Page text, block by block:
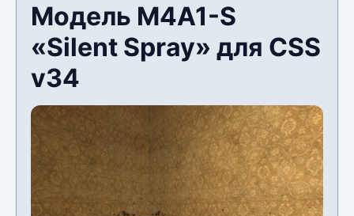
Модель M4A1-S
«Silent Spray» для CSS
v34